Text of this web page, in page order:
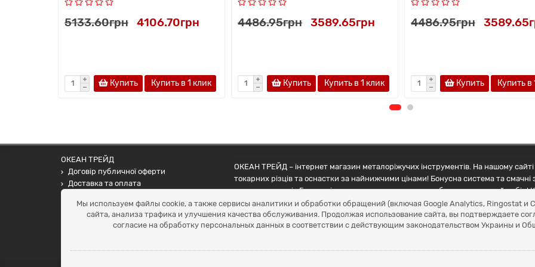
5133.60грн 4106.70грн
Купить Купить в 1 клик
4486.95грн 3589.65грн
Купить Купить в 1 клик
4486.95грн
Купить Купить в
ОКЕАН ТРЕЙД
Договір публичної оферти
Доставка та оплата
Умови повернення
+38 (099) 452-20-02
ОКЕАН ТРЕЙД – інтернет магазин металоріжучих інструментів. На нашому
токарних різців та оснастки за найнижчими цінами! Бонусна система та
наших партнерів Грамотні менеджери допоможуть зробити правильний вибір!
Мы используем файлы cookie, а также сервисы аналитики и обработки обращений (включая Google Analytics, Ringostat и
сайта, анализа трафика и улучшения качества обслуживания. Продолжая использование сайта, вы подтверждаете
согласие на обработку персональных данных в соответствии с действующим законодательством Украины и